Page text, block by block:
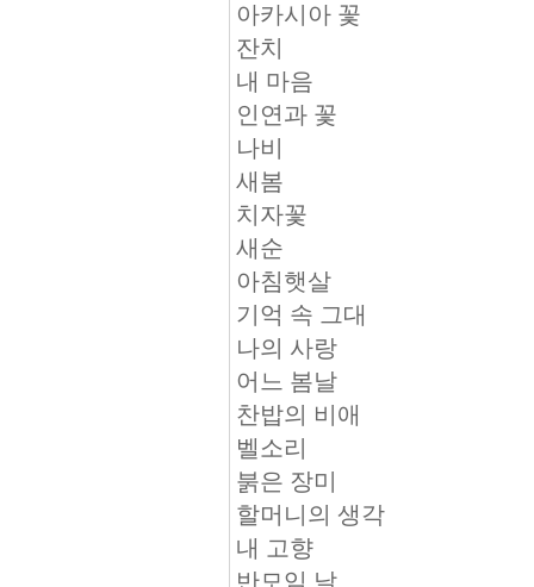
아카시아 꽃
잔치
내 마음
인연과 꽃
나비
새봄
치자꽃
새순
아침햇살
기억 속 그대
나의 사랑
어느 봄날
찬밥의 비애
벨소리
붉은 장미
할머니의 생각
내 고향
반모임 날